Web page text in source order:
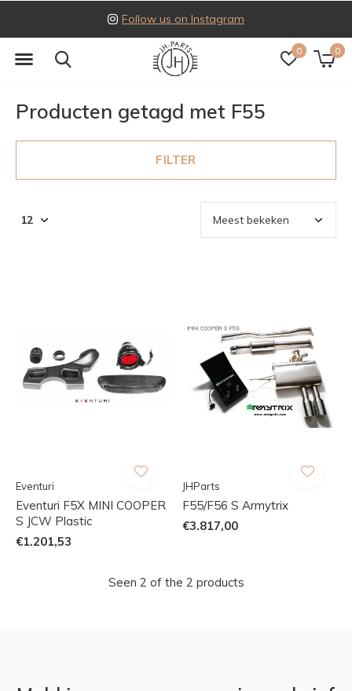
0 0
Follow us on Instagram
Producten getagd met F55
FILTER
Eventuri
Eventuri F5X MINI COOPER
S JCW Plastic
€1.201,53
JHParts
F55/F56 S Armytrix
€3.817,00
Seen 2 of the 2 products